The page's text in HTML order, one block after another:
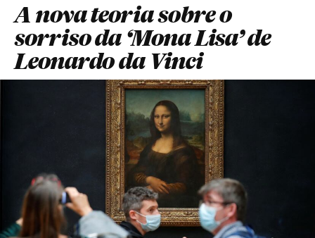
A nova teoria sobre o
sorriso da ‘Mona Lisa’ de
Leonardo da Vinci